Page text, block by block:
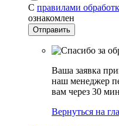
С правилами
ознакомлен
Ваша заявка
наш менеджер
вам через 30
Вернуться на